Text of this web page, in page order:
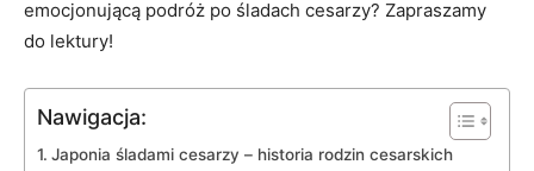
emocjonującą podróż po śladach cesarzy? Zapraszamy
do lektury!
Nawigacja:
Japonia śladami⁤ cesarzy – historia rodzin cesarskich